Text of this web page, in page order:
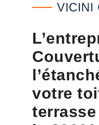
VICINI
votre